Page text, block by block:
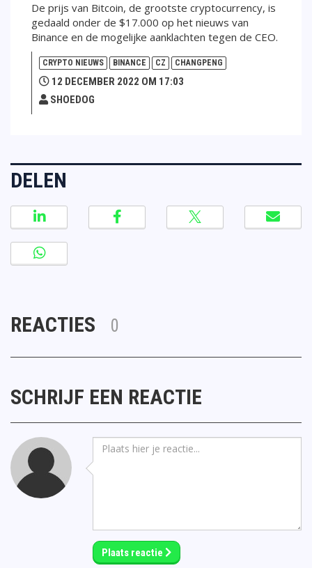
De prijs van Bitcoin, de grootste cryptocurrency, is
gedaald onder de $17.000 op het nieuws van
Binance en de mogelijke aanklachten tegen de CEO.
CRYPTO NIEUWS BINANCE CZ CHANGPENG
12 DECEMBER 2022 OM 17:03
SHOEDOG
DELEN
REACTIES 0
SCHRIJF EEN REACTIE
Plaats reactie